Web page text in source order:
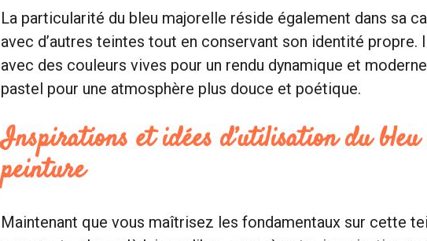
La particularité du bleu majorelle réside également dans sa
avec d’autres teintes tout en conservant son identité propre.
avec des couleurs vives pour un rendu dynamique et
pastel pour une atmosphère plus douce et poétique.
Inspirations et idées d’utilisation du
peinture
Maintenant que vous maîtrisez les fondamentaux sur cette